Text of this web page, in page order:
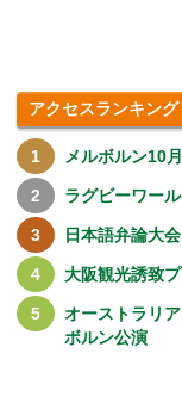
アクセスランキング
メルボルン10
ラグビーワー
日本語弁論大
大阪観光誘致
オーストラリ
ボルン公演